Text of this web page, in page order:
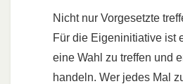
Nicht nur Vorgesetzte
Für die Eigeninitiative ist
eine Wahl zu treffen und
handeln. Wer jedes Mal